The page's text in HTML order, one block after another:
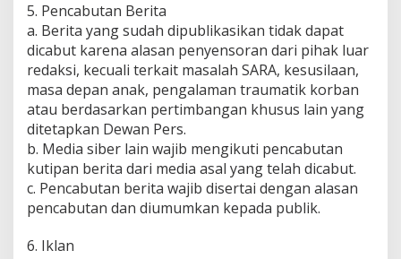
5. Pencabutan Berita
a. Berita yang sudah dipublikasikan tidak dapat
dicabut karena alasan penyensoran dari pihak luar
redaksi, kecuali terkait masalah SARA, kesusilaan,
masa depan anak, pengalaman traumatik korban
atau berdasarkan pertimbangan khusus lain yang
ditetapkan Dewan Pers.
b. Media siber lain wajib mengikuti pencabutan
kutipan berita dari media asal yang telah dicabut.
c. Pencabutan berita wajib disertai dengan alasan
pencabutan dan diumumkan kepada publik.
6. Iklan